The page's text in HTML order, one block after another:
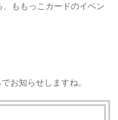
ももっこカードのイベン
お知らせしますね。